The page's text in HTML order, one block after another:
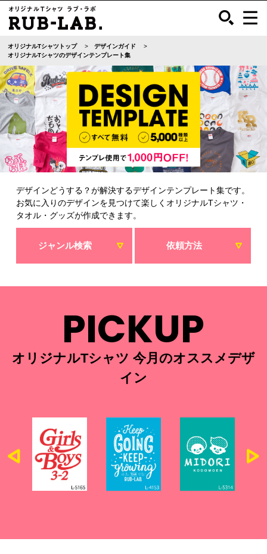
オリジナルTシャツトップ
デザインガイド
オリジナルTシャツのデザインテンプレート集
デザインどうする？が解決するデザインテンプレート集です。
お気に入りのデザインを見つけて楽しくオリジナルTシャツ・
タオル・グッズが作成できます。
ジャンル検索 依頼方法
PICKUP
オリジナルTシャツ 今月のオススメデザ
イン